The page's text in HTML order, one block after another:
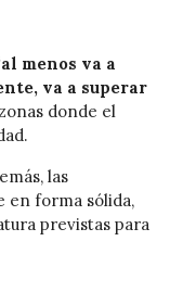
menos va a
va a superar
donde el
las
en forma sólida,
previstas para